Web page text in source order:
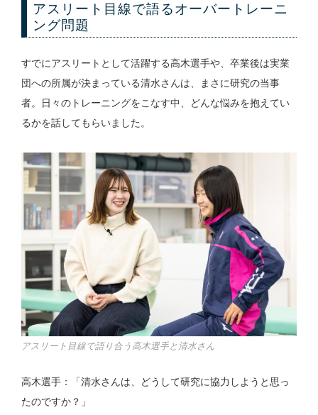
アスリート目線で語るオーバートレーニ
ング問題
すでにアスリートとして活躍する高木選手や、卒業後は実業
団への所属が決まっている清水さんは、まさに研究の当事
者。日々のトレーニングをこなす中、どんな悩みを抱えてい
るかを話してもらいました。
アスリート目線で語り合う高木選手と清水さん
高木選手：「清水さんは、どうして研究に協力しようと思っ
たのですか？」